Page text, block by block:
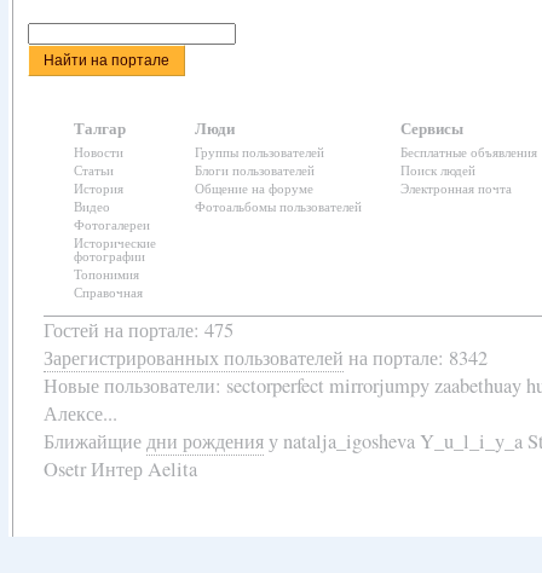
Талгар
Новости
Статьи
История
Видео
Фотогалереи
Исторические
фотографии
Топонимия
Справочная
Люди
Группы пользователей
Блоги пользователей
Общение на форуме
Фотоальбомы пользователей
Сервисы
Бесплатные объявления
Поиск людей
Электронная почта
Гостей на портале: 475
Зарегистрированных пользователей на портале: 8342
Новые пользователи: sectorperfect mirrorjumpy zaabethuay
Алексе...
Ближайщиедни рожденияу natalja_igosheva Y_u_l_i_y_a
Osetr Интер Aelita